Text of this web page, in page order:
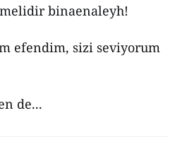
binaenaleyh!
efendim, sizi seviyorum
de...